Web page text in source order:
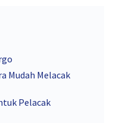
Mudah Melacak
Pelacak